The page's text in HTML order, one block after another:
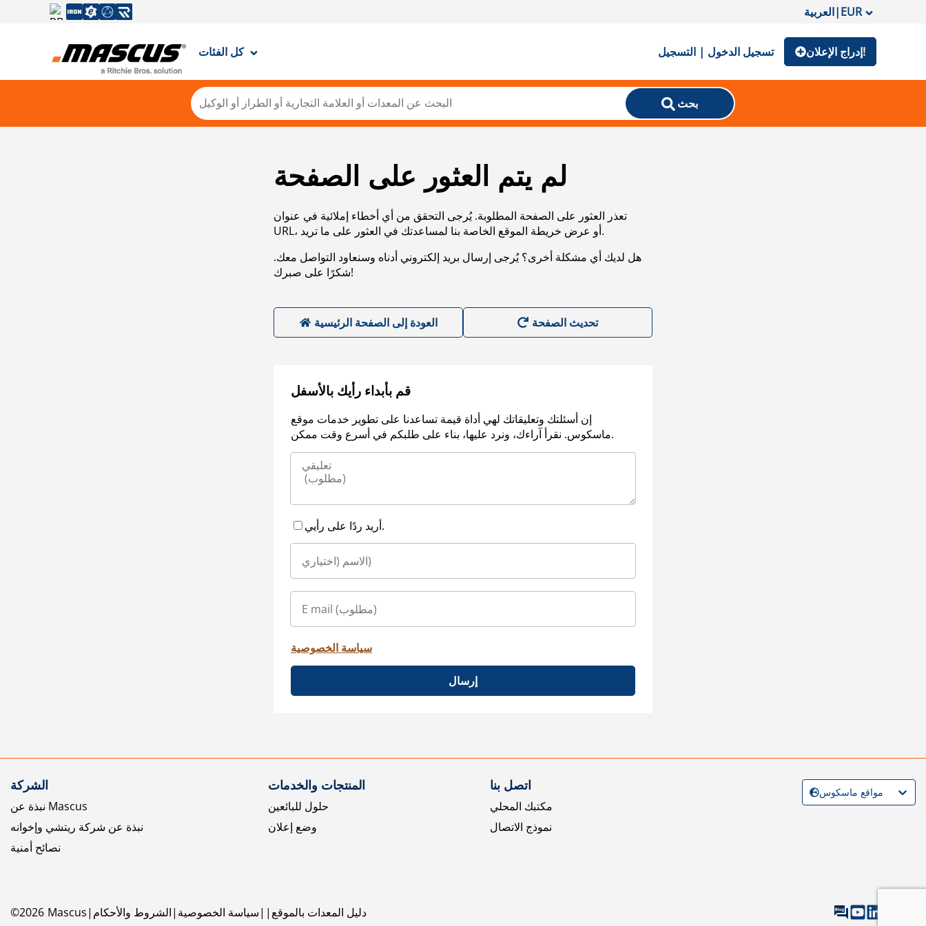
العربية|EUR
كل الفئات تسجيل الدخول | التسجيل إدراج الإعلان!
بحث
لم يتم العثور على الصفحة
تعذر العثور على الصفحة المطلوبة. يُرجى التحقق من أي أخطاء إملائية في عنوان
URL، أو عرض خريطة الموقع الخاصة بنا لمساعدتك في العثور على ما تريد.
هل لديك أي مشكلة أخرى؟ يُرجى إرسال بريد إلكتروني أدناه وسنعاود التواصل معك.
شكرًا على صبرك!
العودة إلى الصفحة الرئيسية
قم بأبداء رأيك بالأسفل
إن أسئلتك وتعليقاتك لهي أداة قيمة تساعدنا على تطوير خدمات موقع
ماسكوس. نقرأ آراءك، ونرد عليها، بناء على طلبكم في أسرع وقت ممكن.
أريد ردًا على رأيي.
سياسة الخصوصية
إرسال
الشركة
نبذة عن Mascus
نبذة عن شركة ريتشي وإخوانه
نصائح أمنية
المنتجات والخدمات
حلول للبائعين
وضع إعلان
اتصل بنا
مكتبك المحلي
نموذج الاتصال
©2026 Mascus الشروط والأحكام سياسة الخصوصية دليل المعدات بالموقع
مواقع ماسكوس